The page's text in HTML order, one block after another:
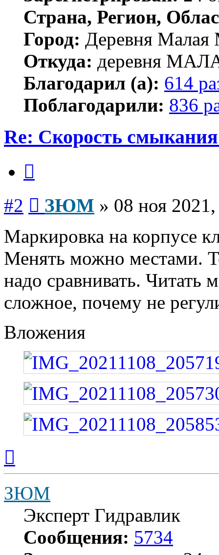
Страна, Регион,
Город: Деревня Малая
Откуда: деревня
Благодарил (а): 614
Поблагодарили: 836
Re: Скорость
#2 ЗЮМ » 08 ноя
Маркировка на корпусе
Менять можно местами.
надо сравнивать. Читать
сложное, почему не
Вложения
началу
ЗЮМ
Эксперт Гидравлик
Сообщения: 5734